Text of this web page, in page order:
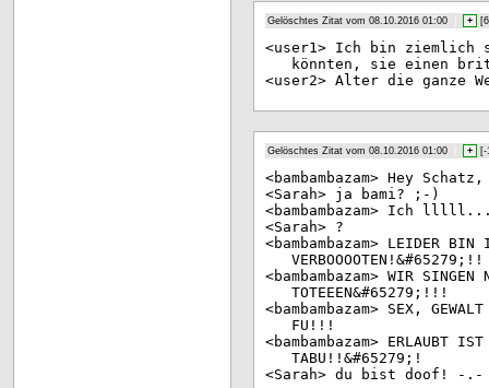
Gelöschtes Zitat vom 08.10.2016 01:00 + [
<user1> Ich bin ziemlich
könnten, sie einen
<user2> Alter die ganze
Gelöschtes Zitat vom 08.10.2016 01:00 + [-
<bambambazam> Hey
<Sa rah> ja bami? ;-)
<bambambazam> Ich
<Sa rah> ?
<bambambazam> LEIDER BIN
VERBOOOOTEN!&#65279;!!
<bambambazam> WIR SINGEN
TOTEEEN&#65279;!!!
<bambambazam> SEX, GEWALT
FU!!!
<bambambazam> ERLAUBT
TABU!!&#65279;!
<Sa rah> du bist doof! -.-